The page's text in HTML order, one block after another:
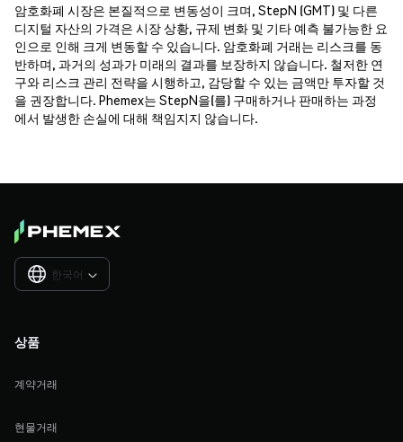
암호화폐 시장은 본질적으로 변동성이 크며, StepN (GMT) 및 다른
디지털 자산의 가격은 시장 상황, 규제 변화 및 기타 예측 불가능한 요
인으로 인해 크게 변동할 수 있습니다. 암호화폐 거래는 리스크를 동
반하며, 과거의 성과가 미래의 결과를 보장하지 않습니다. 철저한 연
구와 리스크 관리 전략을 시행하고, 감당할 수 있는 금액만 투자할 것
을 권장합니다. Phemex는 StepN을(를) 구매하거나 판매하는 과정
에서 발생한 손실에 대해 책임지지 않습니다.
한국어 
상품
계약거래
현물거래